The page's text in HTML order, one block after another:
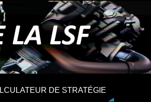
DE STRATÉGIE